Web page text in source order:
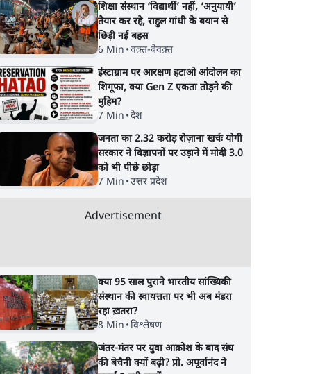
शिक्षा संस्थान ‘विद्यार्थी’ नहीं, ‘अनुयायी’
तैयार कर रहे, राहुल गांधी के बयान से
छिड़ी नई बहस
6 Min •वक़्त-बेवक़्त
इंस्टाग्राम पर आरक्षण हटाओ आंदोलन का
शिगूफा, क्या Gen Z एकता तोड़ने की
मुहिम?
7 Min •देश
जनता का 2.32 करोड़ रोज़ाना खर्चः योगी
सरकार ने विज्ञापनों पर उड़ाने में मोदी 3.0
को भी पीछे छोड़ा
7 Min •उत्तर प्रदेश
Advertisement
क्या 95 साल पुराने भारतीय सांख्यिकी
संस्थान की स्वायत्तता पर भी अब मंडरा
रहा ख़तरा?
8 Min •विश्लेषण
जंतर-मंतर पर युवा आक्रोश के बाद संघ
की बेचैनी क्यों बढ़ी? प्रो. अपूर्वानंद ने